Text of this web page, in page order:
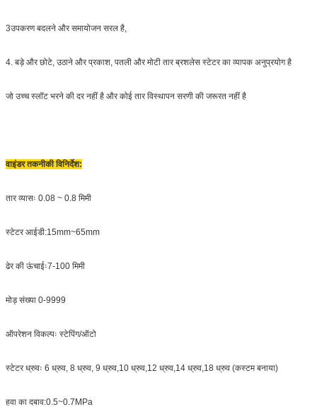
3उपकरण बदलने और समायोजन सरल है,
4. बड़े और छोटे, उठाने और प्रकाश, पतली और मोटी तार ब्रशलेस स्टेटर का व्यापक अनुप्रयोग है
जो उच्च स्लॉट भरने की दर नहीं है और कोई तार विस्थापन सरणी की जरूरत नहीं है
वाइंडर तकनीकी विनिर्देश:
तार व्यासः 0.08 ~ 0.8 मिमी
स्टेटर आईडी:15mm~65mm
ढेर की ऊंचाईः7-100 मिमी
मोड़ संख्या 0-9999
ऑपरेशन विकल्पः स्टेपिंग/ऑटो
स्टेटर ध्रुवः 6 ध्रुव, 8 ध्रुव, 9 ध्रुव,10 ध्रुव,12 ध्रुव,14 ध्रुव,18 ध्रुव (कस्टम बनाया)
हवा का दबाव:0.5~0.7MPa